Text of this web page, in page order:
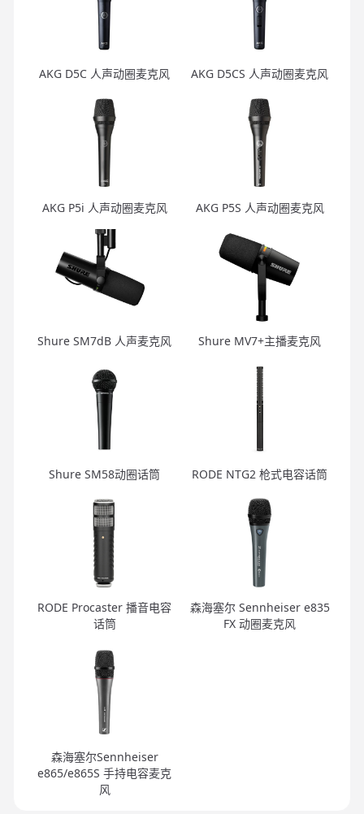
AKG D5C 人声动圈麦克风 AKG D5CS 人声动圈麦克风
AKG P5i 人声动圈麦克风 AKG P5S 人声动圈麦克风
Shure SM7dB 人声麦克风 Shure MV7+主播麦克风
Shure SM58动圈话筒 RODE NTG2 枪式电容话筒
RODE Procaster 播音电容
话筒
森海塞尔 Sennheiser e835
FX 动圈麦克风
森海塞尔Sennheiser
e865/e865S 手持电容麦克
风